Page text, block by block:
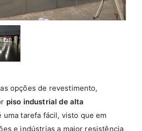
opções de revestimento,
piso industrial de alta
uma tarefa fácil, visto que em
e indústrias a maior resistência